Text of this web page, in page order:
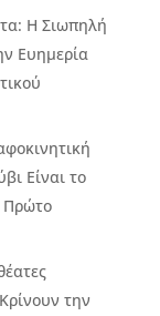
Η Σιωπηλή
Ευημερία
Είναι το
Πρώτο
την